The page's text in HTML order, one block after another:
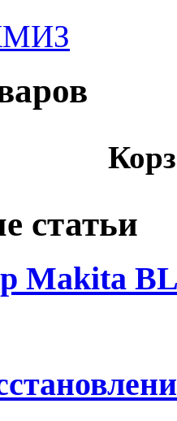
статьи
Makita